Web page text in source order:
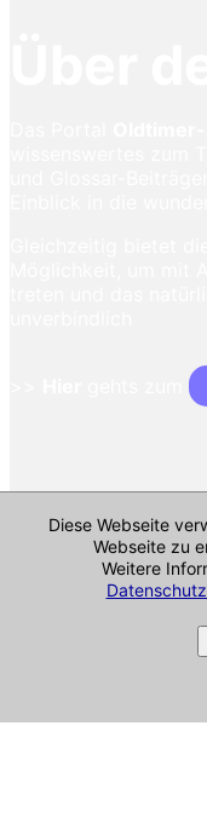
Diese Webseite
Webseite zu
Weitere